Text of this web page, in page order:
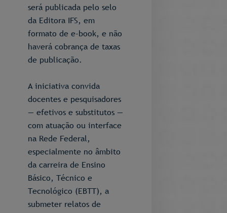
será publicada pelo selo
da Editora IFS, em
formato de e-book, e não
haverá cobrança de taxas
de publicação.
A iniciativa convida
docentes e pesquisadores
— efetivos e substitutos —
com atuação ou interface
na Rede Federal,
especialmente no âmbito
da carreira de Ensino
Básico, Técnico e
Tecnológico (EBTT), a
submeter relatos de